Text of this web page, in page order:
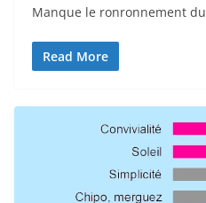
Manque le ronronnement
Read More